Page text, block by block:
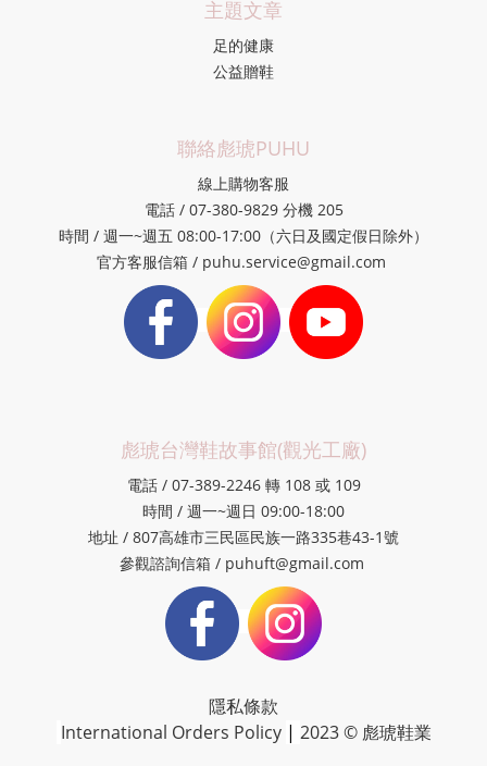
主題文章
足的健康
公益贈鞋
聯絡彪琥PUHU
線上購物客服
電話 / 07-380-9829 分機 205
時間 / 週一~週五 08:00-17:00（六日及國定假日除外）
官方客服信箱 / puhu.service@gmail.com
彪琥台灣鞋故事館(觀光工廠)
電話 / 07-389-2246 轉 108 或 109
時間 / 週一~週日 09:00-18:00
地址 / 807高雄市三民區民族一路335巷43-1號
參觀諮詢信箱 / puhuft@gmail.com
隱私條款
International Orders Policy | 2023 © 彪琥鞋業